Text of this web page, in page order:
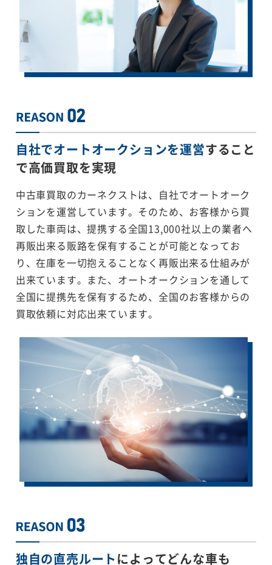
自社でオートオークションを運営すること
で高価買取を実現
中古車買取のカーネクストは、自社でオートオーク
ションを運営しています。そのため、お客様から買
取した車両は、提携する全国13,000社以上の業者へ
再販出来る販路を保有することが可能となってお
り、在庫を一切抱えることなく再販出来る仕組みが
出来ています。また、オートオークションを通して
全国に提携先を保有するため、全国のお客様からの
買取依頼に対応出来ています。
独自の直売ルートによってどんな車も